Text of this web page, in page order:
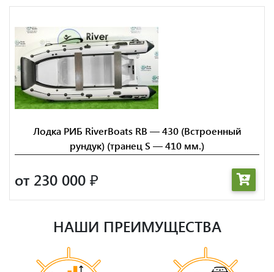
Лодка РИБ RiverBoats RB — 430 (Встроенный
рундук) (транец S — 410 мм.)
от 230 000 ₽
НАШИ ПРЕИМУЩЕСТВА